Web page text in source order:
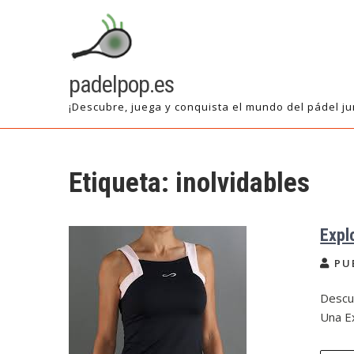
padelpop.es
¡Descubre, juega y conquista el mundo del pádel
Etiqueta: inolvidables
Una